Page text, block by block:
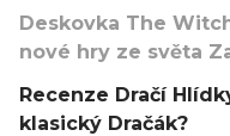
Deskovka The
nové hry ze světa
Recenze Dračí
klasický Dračák?